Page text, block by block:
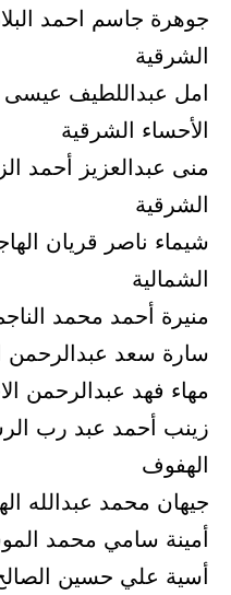
جوهرة جاسم احمد
الشرقية
امل عبداللطيف عيسى
الأحساء الشرقية
منى عبدالعزيز أحمد
الشرقية
شيماء ناصر قريان
الشمالية
منيرة أحمد محمد
سارة سعد عبدالرحمن
مهاء فهد عبدالرحمن
زينب أحمد عبد رب
الهفوف
جيهان محمد عبدالله
أمينة سامي محمد
أسية علي حسين